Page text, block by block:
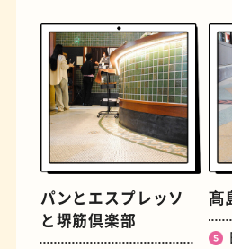
定食
パンとエスプレッソ
と堺筋倶楽部
髙